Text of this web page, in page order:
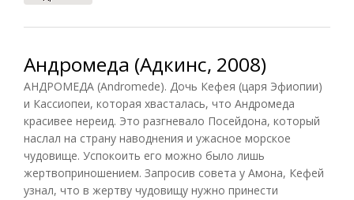
Андромеда (Адкинс, 2008)
АНДРОМЕДА (Andromede). Дочь Кефея (царя Эфиопии)
и Кассиопеи, которая хвасталась, что Андромеда
красивее нереид. Это разгневало Посейдона, который
наслал на страну наводнения и ужасное морское
чудовище. Успокоить его можно было лишь
жертвоприношением. Запросив совета у Амона, Кефей
узнал, что в жертву чудовищу нужно принести